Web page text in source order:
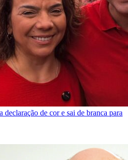
declaração de cor e sai de branca para